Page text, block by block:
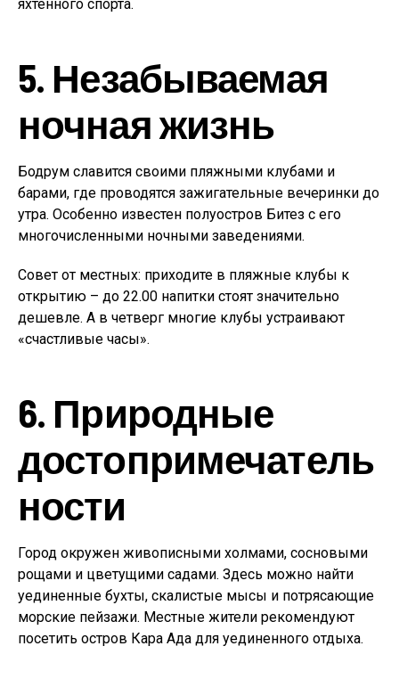
яхтенного спорта.
5. Незабываемая
ночная жизнь
Бодрум славится своими пляжными клубами и
барами, где проводятся зажигательные вечеринки до
утра. Особенно известен полуостров Битез с его
многочисленными ночными заведениями.
Совет от местных: приходите в пляжные клубы к
открытию – до 22.00 напитки стоят значительно
дешевле. А в четверг многие клубы устраивают
«счастливые часы».
6. Природные
достопримечатель
ности
Город окружен живописными холмами, сосновыми
рощами и цветущими садами. Здесь можно найти
уединенные бухты, скалистые мысы и потрясающие
морские пейзажи. Местные жители рекомендуют
посетить остров Кара Ада для уединенного отдыха.